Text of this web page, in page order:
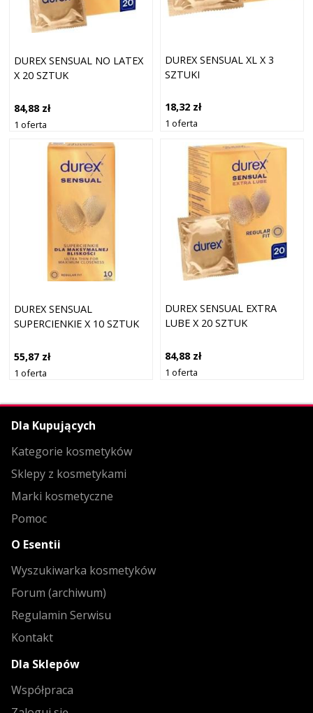
DUREX SENSUAL NO LATEX
X 20 SZTUK
84,88 zł
1 oferta
DUREX SENSUAL XL X 3
SZTUKI
18,32 zł
1 oferta
DUREX SENSUAL
SUPERCIENKIE X 10 SZTUK
55,87 zł
1 oferta
DUREX SENSUAL EXTRA
LUBE X 20 SZTUK
84,88 zł
1 oferta
Dla Kupujących
Kategorie kosmetyków
Sklepy z kosmetykami
Marki kosmetyczne
Pomoc
O Esentii
Wyszukiwarka kosmetyków
Forum (archiwum)
Regulamin Serwisu
Kontakt
Dla Sklepów
Współpraca